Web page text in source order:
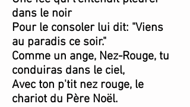
dans le noir
Pour le consoler lui dit: "Viens
au paradis ce soir."
Comme un ange, Nez-Rouge, tu
conduiras dans le ciel,
Avec ton p'tit nez rouge, le
chariot du Père Noël.